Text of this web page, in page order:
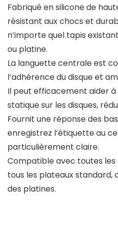
Fabriqué en silicone de
résistant aux chocs et
n’importe quel tapis
ou platine.
La languette centrale est
l’adhérence du disque et
Il peut efficacement aider
statique sur les disques,
Fournit une réponse des
enregistrez l’étiquette au
particulièrement claire.
Compatible avec toutes les
tous les plateaux
des platines.